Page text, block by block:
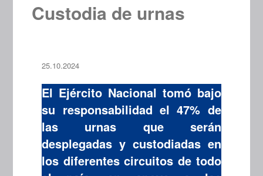
Custodia de urnas
25.10.2024
El Ejército Nacional tomó bajo
su responsabilidad el 47% de
las urnas que serán
desplegadas y custodiadas en
los diferentes circuitos de todo